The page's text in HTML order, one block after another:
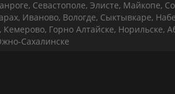
Севастополе, Элисте, Майкопе,
Иваново, Вологде, Сыктывкаре,
Горно Алтайске, Норильске,
Сахалинске